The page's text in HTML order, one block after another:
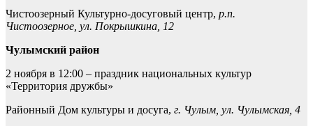
Чистоозерный Культурно-досуговый центр, р.п.
Чистоозерное, ул. Покрышкина, 12
Чулымский район
2 ноября в 12:00 – праздник национальных культур
«Территория дружбы»
Районный Дом культуры и досуга, г. Чулым, ул. Чулымская, 4